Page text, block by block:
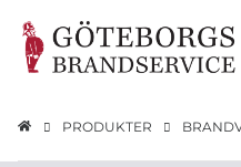
PRODUKTER